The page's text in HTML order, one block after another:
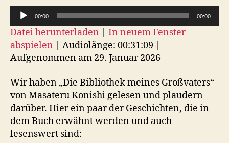
u
d
i
-
P
l
a
y
00:00 00:00
Datei herunterladen
In neuem Fenster
abspielen
Audiolänge: 00:31:09
Aufgenommen am 29. Januar 2026
Wir haben „Die Bibliothek meines Großvaters“
von Masateru Konishi gelesen und plaudern
darüber. Hier ein paar der Geschichten, die in
dem Buch erwähnt werden und auch
lesenswert sind: